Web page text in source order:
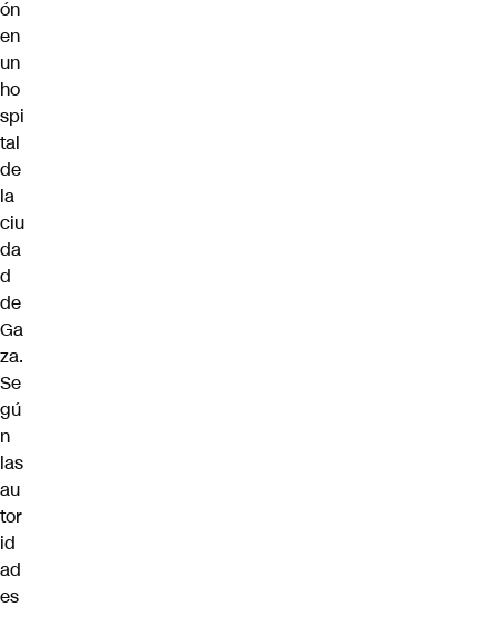
ón
en
un
ho
spi
tal
de
la
ciu
da
d
de
Ga
za.
Se
gú
n
las
au
tor
id
ad
es